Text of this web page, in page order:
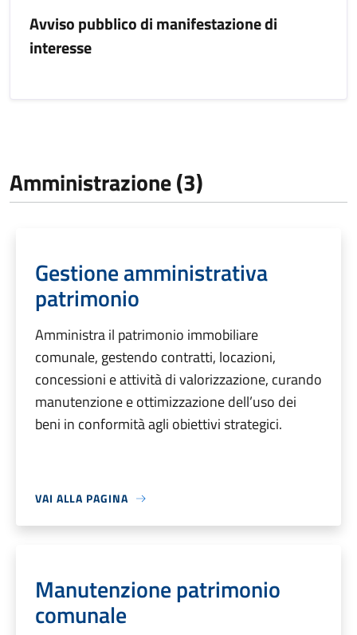
Avviso pubblico di manifestazione di
interesse
Amministrazione (3)
Gestione amministrativa
patrimonio
Amministra il patrimonio immobiliare
comunale, gestendo contratti, locazioni,
concessioni e attività di valorizzazione, curando
manutenzione e ottimizzazione dell’uso dei
beni in conformità agli obiettivi strategici.
VAI ALLA PAGINA
Manutenzione patrimonio
comunale